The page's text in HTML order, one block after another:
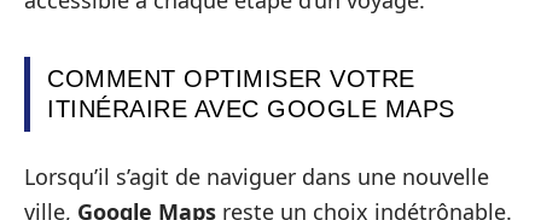
COMMENT OPTIMISER VOTRE
ITINÉRAIRE AVEC GOOGLE MAPS
Lorsqu’il s’agit de naviguer dans une nouvelle
ville, Google Maps reste un choix indétrônable.